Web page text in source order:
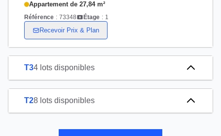
Appartement de 27,84 m²
Référence : 73348 Étage : 1
Recevoir Prix & Plan
T34 lots disponibles
T28 lots disponibles